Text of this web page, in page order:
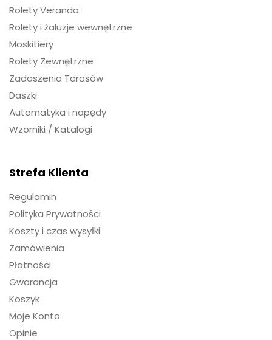
Rolety Veranda
Rolety i żaluzje wewnętrzne
Moskitiery
Rolety Zewnętrzne
Zadaszenia Tarasów
Daszki
Automatyka i napędy
Wzorniki / Katalogi
Strefa Klienta
Regulamin
Polityka Prywatności
Koszty i czas wysyłki
Zamówienia
Płatności
Gwarancja
Koszyk
Moje Konto
Opinie